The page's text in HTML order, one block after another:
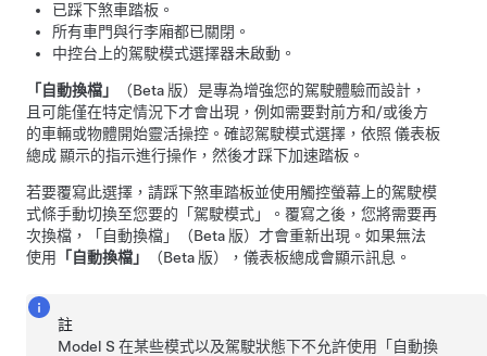
已踩下煞車踏板。
所有車門與行李廂都已關閉。
中控台上的駕駛模式選擇器未啟動。
「自動換檔」
（Beta 版）是專為增強您的駕駛體驗而設計，
且可能僅在特定情況下才會出現，例如需要對前方和/或後方
的車輛或物體開始靈活操控。確認駕駛模式選擇，依照 儀表板
總成顯示的指示進行操作，然後才踩下加速踏板。
若要覆寫此選擇，請踩下煞車踏板並使用觸控螢幕上的駕駛模
式條手動切換至您要的「駕駛模式」。覆寫之後，您將需要再
次換檔，「自動換檔」（Beta 版）才會重新出現。如果無法
使用
「自動換檔」 （Beta 版）， 儀表板總成會顯示訊息。
註
Model S 在某些模式以及駕駛狀態下不允許使用「自動換